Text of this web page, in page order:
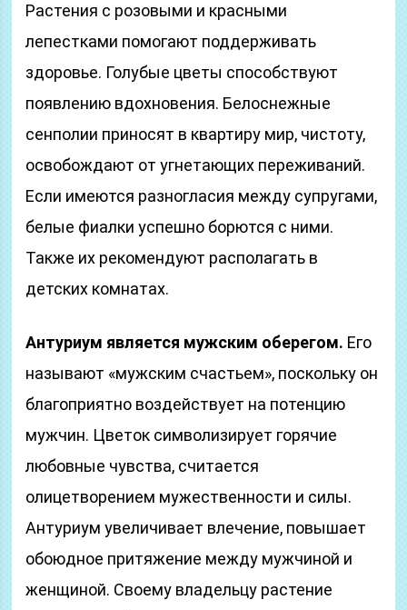
Растения с розовыми и красными
лепестками помогают поддерживать
здоровье. Голубые цветы способствуют
появлению вдохновения. Белоснежные
сенполии приносят в квартиру мир, чистоту,
освобождают от угнетающих переживаний.
Если имеются разногласия между супругами,
белые фиалки успешно борются с ними.
Также их рекомендуют располагать в
детских комнатах.
Антуриум является мужским оберегом. Его
называют «мужским счастьем», поскольку он
благоприятно воздействует на потенцию
мужчин. Цветок символизирует горячие
любовные чувства, считается
олицетворением мужественности и силы.
Антуриум увеличивает влечение, повышает
обоюдное притяжение между мужчиной и
женщиной. Своему владельцу растение